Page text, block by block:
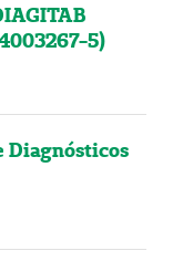
5)
Diagnósticos